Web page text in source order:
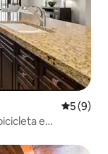
5 (9)
e